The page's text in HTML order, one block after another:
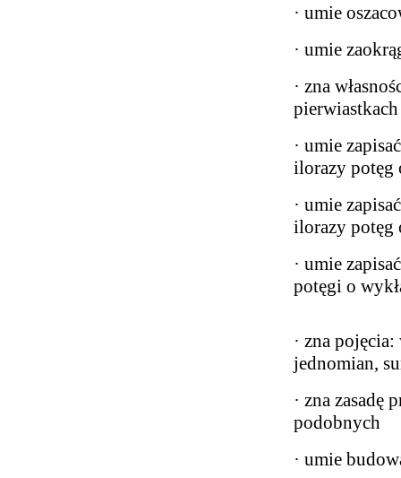
· umie
· umie
· zna
pierwiastkach
· umie
ilorazy potęg
· umie
ilorazy potęg
· umie
potęgi o
· zna
jednomian,
· zna zasadę
podobnych
· umie